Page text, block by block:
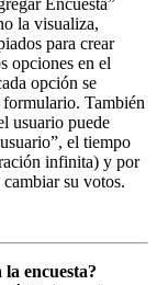
la visualiza,
para crear
opciones en el
opción se
formulario. También
usuario puede
el tiempo
infinita) y por
su votos.
encuesta?